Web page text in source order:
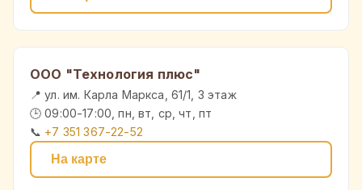
ООО "Технология плюс"
📍 ул. им. Карла Маркса, 61/1, 3 этаж
🕒 09:00-17:00, пн, вт, ср, чт, пт
📞 +7 351 367-22-52
На карте